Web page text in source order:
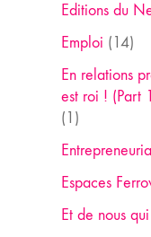
Editions du
Emploi (14)
En relations
est roi ! (Part
(1)
Espaces
Et de nous